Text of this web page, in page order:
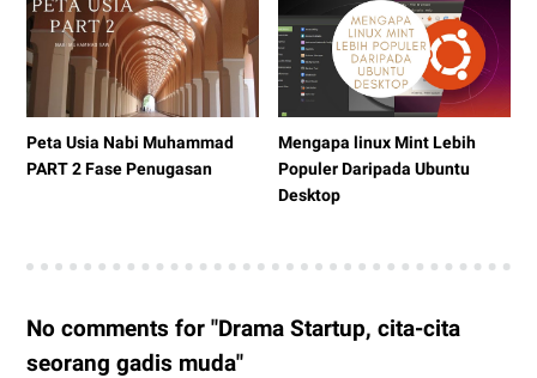
Peta Usia Nabi Muhammad
PART 2 Fase Penugasan
Mengapa linux Mint Lebih
Populer Daripada Ubuntu
Desktop
No comments for "Drama Startup, cita-cita
seorang gadis muda"